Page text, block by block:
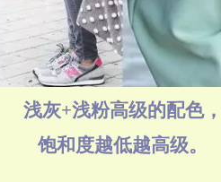
浅灰+浅粉高级的配色
饱和度越低越高级。